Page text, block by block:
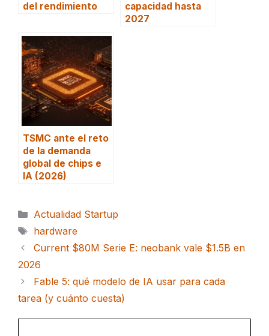
del rendimiento
capacidad hasta
2027
TSMC ante el reto
de la demanda
global de chips e
IA (2026)
Categorías
Actualidad Startup
Etiquetas
hardware
Current $80M Serie E: neobank vale $1.5B en
2026
Fable 5: qué modelo de IA usar para cada
tarea (y cuánto cuesta)